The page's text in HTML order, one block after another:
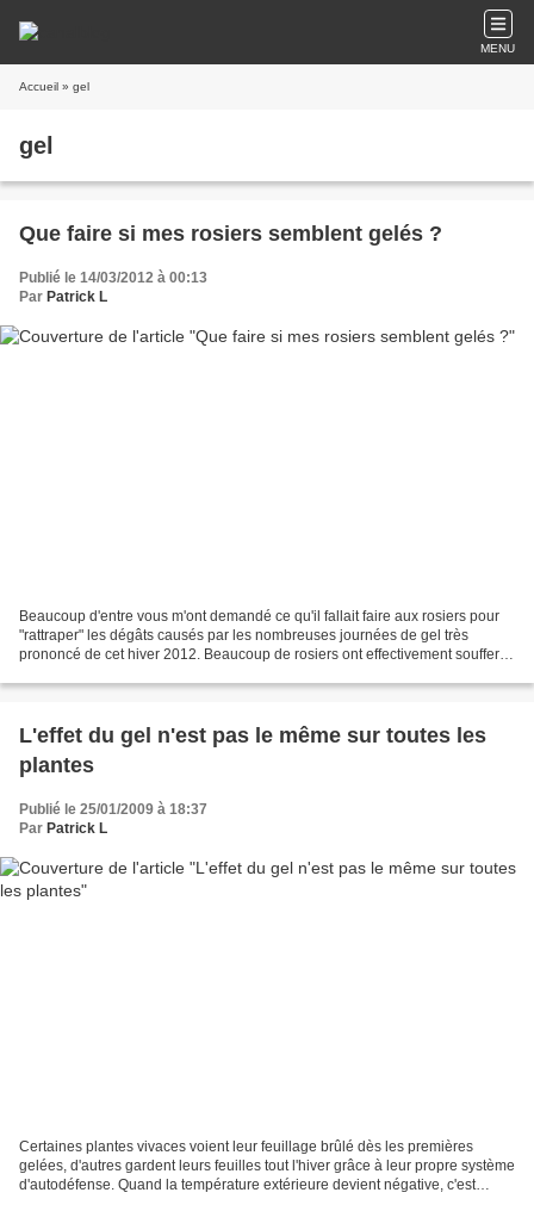
MENU
Accueil » gel
gel
Que faire si mes rosiers semblent gelés ?
Publié le 14/03/2012 à 00:13
Par Patrick L
Beaucoup d'entre vous m'ont demandé ce qu'il fallait faire aux rosiers pour
"rattraper" les dégâts causés par les nombreuses journées de gel très
prononcé de cet hiver 2012. Beaucoup de rosiers ont effectivement soufferts
L'effet du gel n'est pas le même sur toutes les
plantes
Publié le 25/01/2009 à 18:37
Par Patrick L
Certaines plantes vivaces voient leur feuillage brûlé dès les premières
gelées, d'autres gardent leurs feuilles tout l'hiver grâce à leur propre système
d'autodéfense. Quand la température extérieure devient négative, c'est